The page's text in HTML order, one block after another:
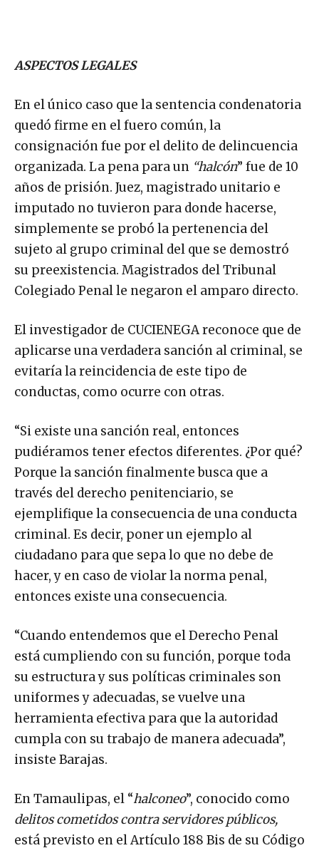
ASPECTOS LEGALES
En el único caso que la sentencia condenatoria
quedó firme en el fuero común, la
consignación fue por el delito de delincuencia
organizada. La pena para un “halcón” fue de 10
años de prisión. Juez, magistrado unitario e
imputado no tuvieron para donde hacerse,
simplemente se probó la pertenencia del
sujeto al grupo criminal del que se demostró
su preexistencia. Magistrados del Tribunal
Colegiado Penal le negaron el amparo directo.
El investigador de CUCIENEGA reconoce que de
aplicarse una verdadera sanción al criminal, se
evitaría la reincidencia de este tipo de
conductas, como ocurre con otras.
“Si existe una sanción real, entonces
pudiéramos tener efectos diferentes. ¿Por qué?
Porque la sanción finalmente busca que a
través del derecho penitenciario, se
ejemplifique la consecuencia de una conducta
criminal. Es decir, poner un ejemplo al
ciudadano para que sepa lo que no debe de
hacer, y en caso de violar la norma penal,
entonces existe una consecuencia.
“Cuando entendemos que el Derecho Penal
está cumpliendo con su función, porque toda
su estructura y sus políticas criminales son
uniformes y adecuadas, se vuelve una
herramienta efectiva para que la autoridad
cumpla con su trabajo de manera adecuada”,
insiste Barajas.
En Tamaulipas, el “halconeo”, conocido como
delitos cometidos contra servidores públicos,
está previsto en el Artículo 188 Bis de su Código